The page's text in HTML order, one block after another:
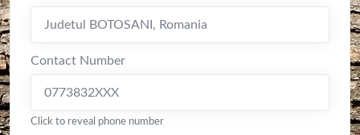
Judetul BOTOSANI , Romania
Contact Number
0773832XXX
Click to reveal phone number